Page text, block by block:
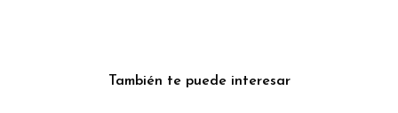
También te puede interesar